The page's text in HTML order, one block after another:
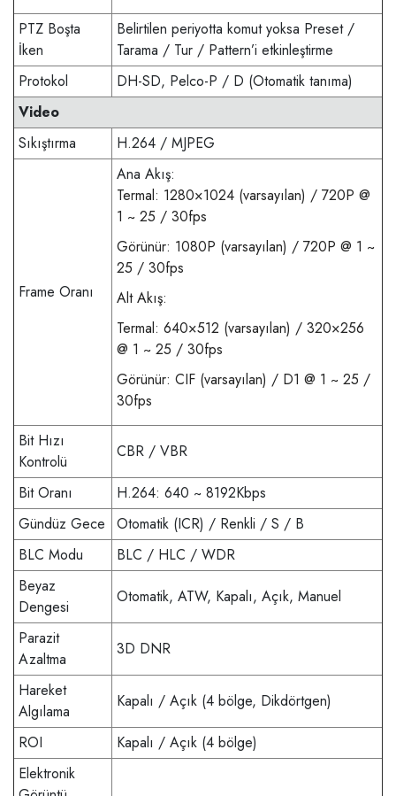
PTZ Boşta
İken
Belirtilen periyotta komut yoksa Preset /
Tarama / Tur / Pattern’i etkinleştirme
Protokol
DH-SD, Pelco-P / D (Otomatik tanıma)
Video
Sıkıştırma
H.264 / MJPEG
Frame Oranı
Ana Akış:
Termal: 1280×1024 (varsayılan) / 720P @
1 ~ 25 / 30fps
Görünür: 1080P (varsayılan) / 720P @ 1 ~
25 / 30fps
Alt Akış:
Termal: 640×512 (varsayılan) / 320×256
@ 1 ~ 25 / 30fps
Görünür: CIF (varsayılan) / D1 @ 1 ~ 25 /
30fps
Bit Hızı
Kontrolü
CBR / VBR
Bit Oranı
H.264: 640 ~ 8192Kbps
Gündüz Gece
Otomatik (ICR) / Renkli / S / B
BLC Modu
BLC / HLC / WDR
Beyaz
Dengesi
Otomatik, ATW, Kapalı, Açık, Manuel
Parazit
Azaltma
3D DNR
Hareket
Algılama
Kapalı / Açık (4 bölge, Dikdörtgen)
ROI
Kapalı / Açık (4 bölge)
Elektronik